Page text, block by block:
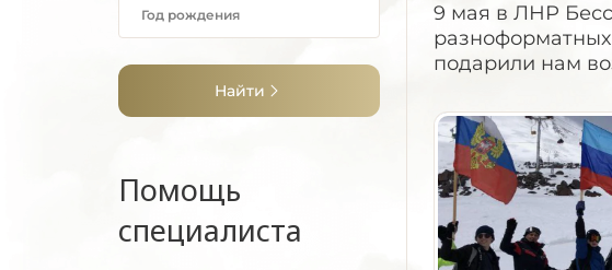
Найти
Помощь
специалиста
9 мая в ЛНР
подарили нам